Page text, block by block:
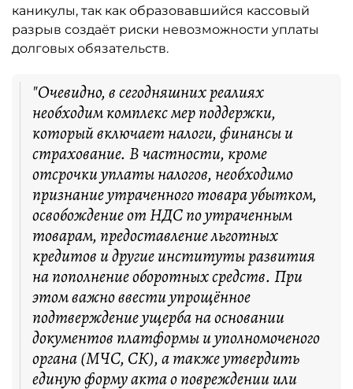
каникулы, так как образовавшийся кассовый
разрыв создаёт риски невозможности уплаты
долговых обязательств.
"Очевидно, в сегодняшних реалиях
необходим комплекс мер поддержки,
который включает налоги, финансы и
страхование. В частности, кроме
отсрочки уплаты налогов, необходимо
признание утраченного товара убытком,
освобождение от НДС по утраченным
товарам, предоставление льготных
кредитов и другие институты развития
на пополнение оборотных средств. При
этом важно ввести упрощённое
подтверждение ущерба на основании
документов платформы и уполномоченого
органа (МЧС, СК), а также утвердить
единую форму акта о повреждении или